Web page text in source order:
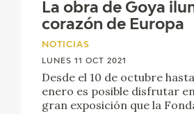
CONTACTO
PROGRAMACIÓN
La obra de Goya
corazón de Europa
NOTICIAS
LUNES 11 OCT 2021
Desde el 10 de octubre
enero es posible disfrutar
gran exposición que la